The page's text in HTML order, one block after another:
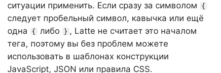
ситуации применить. Если сразу за символом
{
следует пробельный символ, кавычка или ещё
одна
{ либо } , Latte не считает это началом
тега, поэтому вы без проблем можете
использовать в шаблонах конструкции
JavaScript, JSON или правила CSS.